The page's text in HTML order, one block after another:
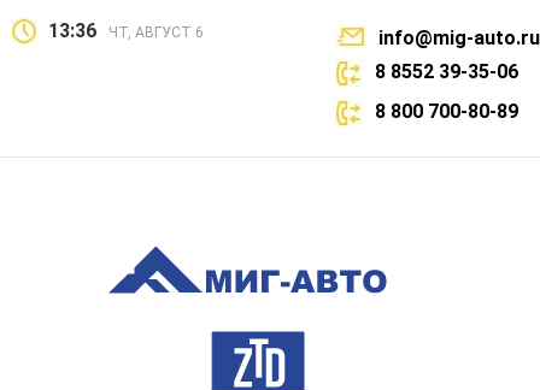
13:36 ЧТ, АВГУСТ 6
info@mig-auto.ru
8 8552 39-35-06
8 800 700-80-89